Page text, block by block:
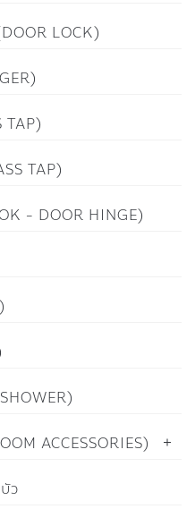
LOCK)
TAP)
TAP)
- DOOR HINGE)
ACCESSORIES)
ว